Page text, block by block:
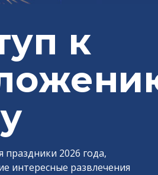
к
праздники 2026 года,
интересные развлечения